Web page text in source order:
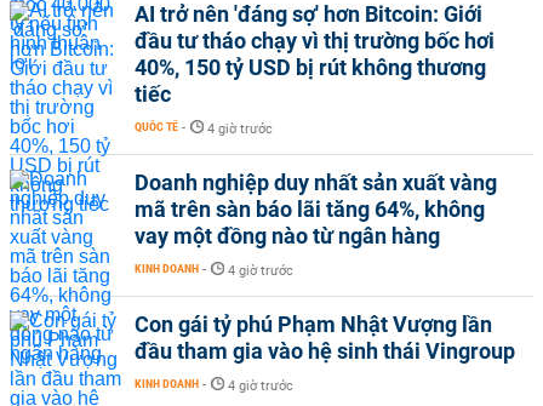
AI trở nên 'đáng sợ' hơn Bitcoin: Giới
đầu tư tháo chạy vì thị trường bốc hơi
40%, 150 tỷ USD bị rút không thương
tiếc
QUỐC TẾ - 4 giờ trước
Doanh nghiệp duy nhất sản xuất vàng
mã trên sàn báo lãi tăng 64%, không
vay một đồng nào từ ngân hàng
KINH DOANH - 4 giờ trước
Con gái tỷ phú Phạm Nhật Vượng lần
đầu tham gia vào hệ sinh thái Vingroup
KINH DOANH - 4 giờ trước